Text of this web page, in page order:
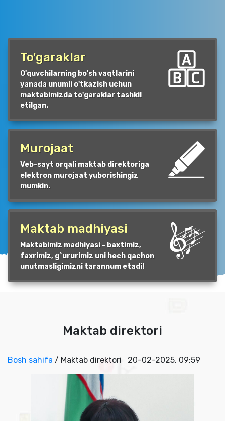
To'garaklar
O'quvchilarning bo'sh vaqtlarini
yanada unumli o'tkazish uchun
maktabimizda to'garaklar tashkil
etilgan.
Murojaat
Veb-sayt orqali maktab direktoriga
elektron murojaat yuborishingiz
mumkin.
Maktab madhiyasi
Maktabimiz madhiyasi - baxtimiz,
faxrimiz, g`ururimiz uni hech qachon
unutmasligimizni tarannum etadi!
Maktab direktori
Bosh sahifa / Maktab direktori 20-02-2025, 09:59